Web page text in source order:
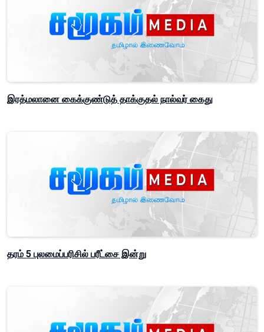
இரத்மலானை கைக்குண்டுத் தாக்குதல் நால்வர் கைது
தரம் 5 புலமைப்பரிசில் பரீட்சை இன்று